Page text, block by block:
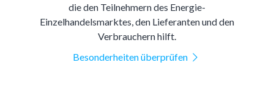
die den Teilnehmern des Energie-
Einzelhandelsmarktes, den Lieferanten und den
Verbrauchern hilft.
Besonderheiten überprüfen